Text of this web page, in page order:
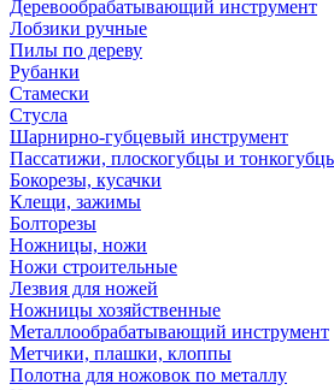
Деревообрабатывающий инструмент
Лобзики ручные
Пилы по дереву
Рубанки
Стамески
Стусла
Шарнирно-губцевый инструмент
Пассатижи, плоскогубцы и
Бокорезы, кусачки
Клещи, зажимы
Болторезы
Ножницы, ножи
Ножи строительные
Лезвия для ножей
Ножницы хозяйственные
Металлообрабатывающий инструмент
Метчики, плашки, клоппы
Полотна для ножовок по металлу